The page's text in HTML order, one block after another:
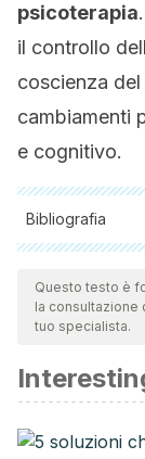
psicoterapia
il controllo
coscienza
cambiamenti
e cognitivo.
Bibliografia
Tutte le fonti
team per
validità. La
American
Psychology
en: https://
Questo testo è
la consultazione
tuo specialista.